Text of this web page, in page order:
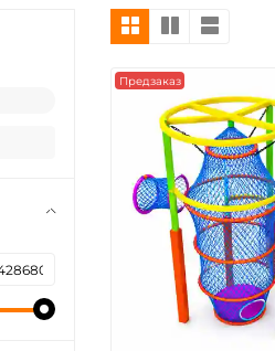
Предзаказ